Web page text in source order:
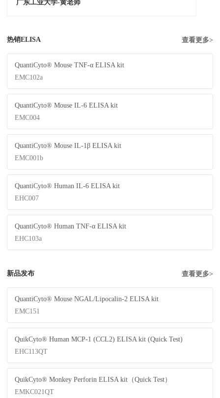
广东工业大学-黄老师
热销ELISA 查看更多>
QuantiCyto® Mouse TNF-α ELISA kit
EMC102a
QuantiCyto® Mouse IL-6 ELISA kit
EMC004
QuantiCyto® Mouse IL-1β ELISA kit
EMC001b
QuantiCyto® Human IL-6 ELISA kit
EHC007
QuantiCyto® Human TNF-α ELISA kit
EHC103a
新品发布 查看更多>
QuantiCyto® Mouse NGAL/Lipocalin-2 ELISA kit
EMC151
QuikCyto® Human MCP-1 (CCL2) ELISA kit (Quick Test)
EHC113QT
QuikCyto® Monkey Perforin ELISA kit（Quick Test）
EMKC021QT